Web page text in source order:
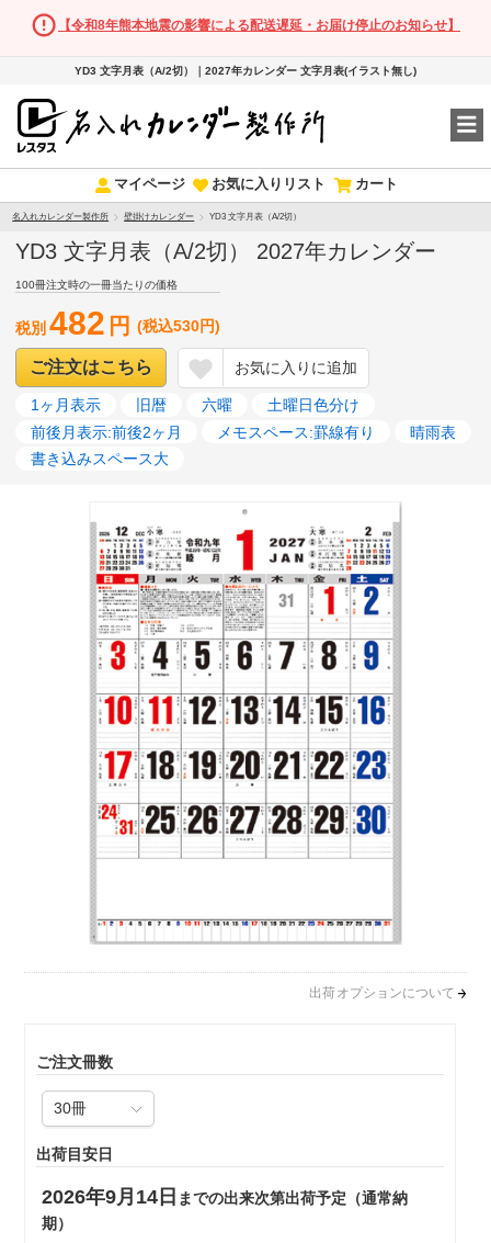
【令和8年熊本地震の影響による配送遅延・お届け停止のお知らせ】
YD3 文字月表（A/2切）｜2027年カレンダー 文字月表(イラスト無し)
マイページ お気に入りリスト カート
名入れカレンダー製作所 壁掛けカレンダー YD3 文字月表（A/2切）
YD3 文字月表（A/2切） 2027年カレンダー
100冊注文時の一冊当たりの価格
税別482 円 (税込530円)
ご注文はこちら お気に入りに追加
1ヶ月表示 旧暦 六曜
土曜日色分け
前後月表示:前後2ヶ月
メモスペース:罫線有り
晴雨表
書き込みスペース大
出荷オプションについて
ご注文冊数
出荷目安日
2026年9月14日 までの出来次第出荷予定（通常納
期）